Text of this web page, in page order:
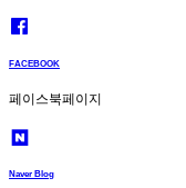
FACEBOOK
페이스북페이지
Naver Blog